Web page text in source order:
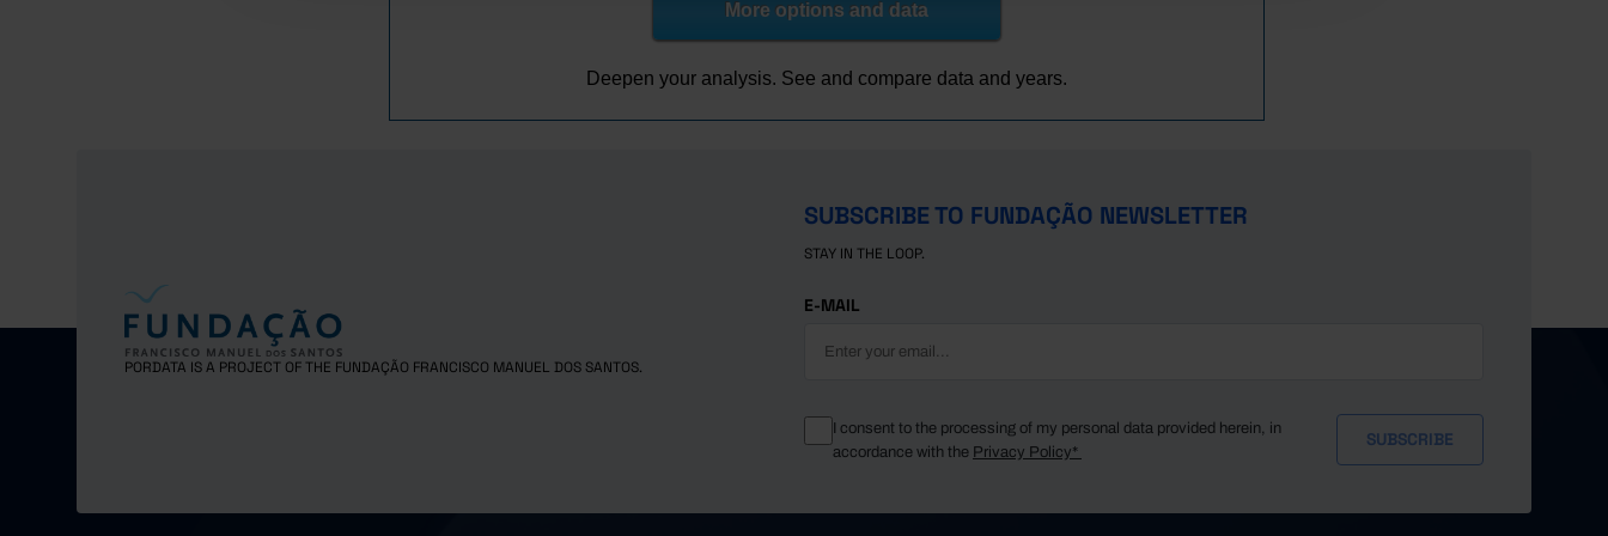
More options and data
Deepen your analysis. See and compare data and years.
PORDATA IS A PROJECT OF THE FUNDAÇÃO FRANCISCO MANUEL DOS SANTOS.
SUBSCRIBE TO FUNDAÇÃO NEWSLETTER
STAY IN THE LOOP.
E-MAIL
I consent to the processing of my personal data provided herein, in
accordance with the Privacy Policy*